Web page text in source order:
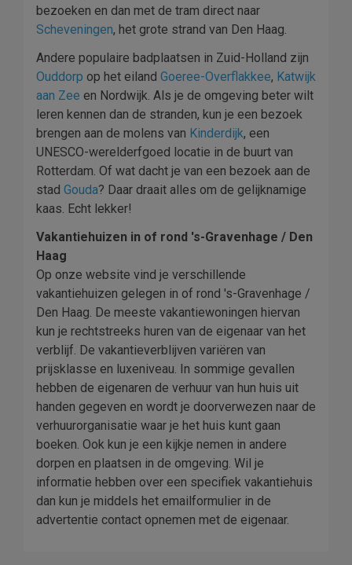
bezoeken en dan met de tram direct naar
Scheveningen, het grote strand van Den Haag.
Andere populaire badplaatsen in Zuid-Holland zijn
Ouddorp op het eiland Goeree-Overflakkee, Katwijk
aan Zee en Nordwijk. Als je de omgeving beter wilt
leren kennen dan de stranden, kun je een bezoek
brengen aan de molens van Kinderdijk, een
UNESCO-werelderfgoed locatie in de buurt van
Rotterdam. Of wat dacht je van een bezoek aan de
stad Gouda? Daar draait alles om de gelijknamige
kaas. Echt lekker!
Vakantiehuizen in of rond 's-Gravenhage / Den
Haag
Op onze website vind je verschillende
vakantiehuizen gelegen in of rond 's-Gravenhage /
Den Haag. De meeste vakantiewoningen hiervan
kun je rechtstreeks huren van de eigenaar van het
verblijf. De vakantieverblijven variëren van
prijsklasse en luxeniveau. In sommige gevallen
hebben de eigenaren de verhuur van hun huis uit
handen gegeven en wordt je doorverwezen naar de
verhuurorganisatie waar je het huis kunt gaan
boeken. Ook kun je een kijkje nemen in andere
dorpen en plaatsen in de omgeving. Wil je
informatie hebben over een specifiek vakantiehuis
dan kun je middels het emailformulier in de
advertentie contact opnemen met de eigenaar.